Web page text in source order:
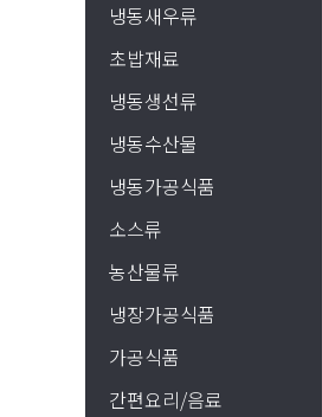
냉동새우류
초밥재료
냉동생선류
냉동수산물
냉동가공식품
소스류
농산물류
냉장가공식품
가공식품
간편요리/음료